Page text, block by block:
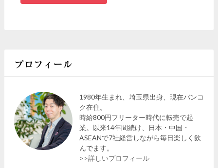
プロフィール
1980年生まれ、埼玉県出身、現在バンコ
ク在住。
時給800円フリーター時代に転売で起
業。以来14年間続け、日本・中国・
ASEANで7社経営しながら毎日楽しく飲
んでます。
>>詳しいプロフィール